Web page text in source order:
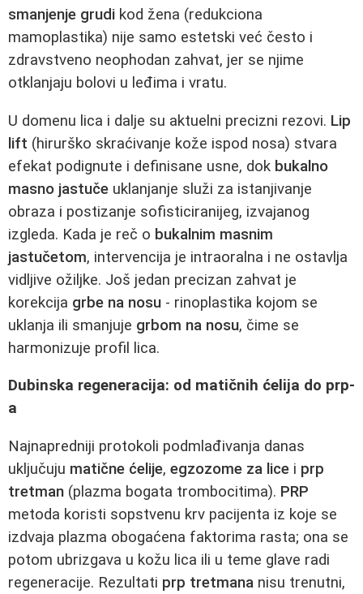
smanjenje grudi kod žena (redukciona
mamoplastika) nije samo estetski već često i
zdravstveno neophodan zahvat, jer se njime
otklanjaju bolovi u leđima i vratu.
U domenu lica i dalje su aktuelni precizni rezovi. Lip
lift (hirurško skraćivanje kože ispod nosa) stvara
efekat podignute i definisane usne, dok bukalno
masno jastuče uklanjanje služi za istanjivanje
obraza i postizanje sofisticiranijeg, izvajanog
izgleda. Kada je reč o bukalnim masnim
jastučetom, intervencija je intraoralna i ne ostavlja
vidljive ožiljke. Još jedan precizan zahvat je
korekcija grbe na nosu - rinoplastika kojom se
uklanja ili smanjuje grbom na nosu, čime se
harmonizuje profil lica.
Dubinska regeneracija: od matičnih ćelija do prp-
a
Najnapredniji protokoli podmlađivanja danas
uključuju matične ćelije, egzozome za lice i prp
tretman (plazma bogata trombocitima). PRP
metoda koristi sopstvenu krv pacijenta iz koje se
izdvaja plazma obogaćena faktorima rasta; ona se
potom ubrizgava u kožu lica ili u teme glave radi
regeneracije. Rezultati prp tretmana nisu trenutni,